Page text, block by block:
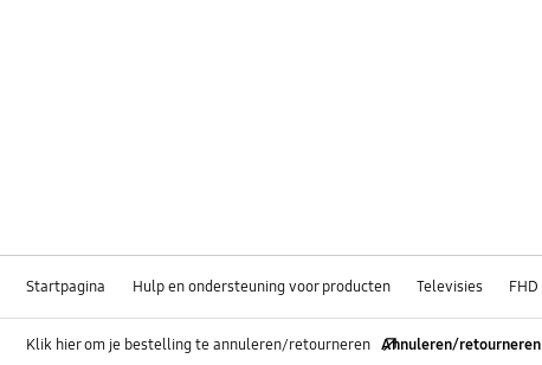
Startpagina Hulp en ondersteuning voor producten Televisies FHD
Klik hier om je bestelling te annuleren/retourneren Annuleren/retourneren